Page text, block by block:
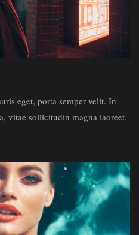
eget, porta semper velit. In
vitae sollicitudin magna laoreet.